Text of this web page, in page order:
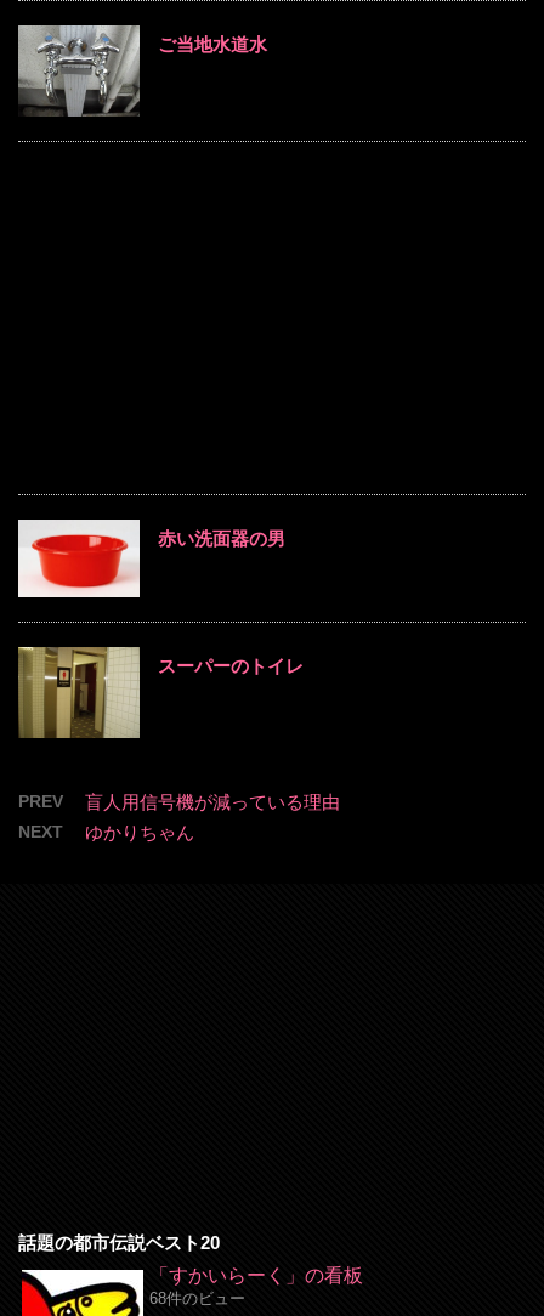
ご当地水道水
赤い洗面器の男
スーパーのトイレ
PREV 盲人用信号機が減っている理由
NEXT ゆかりちゃん
話題の都市伝説ベスト20
「すかいらーく」の看板
68件のビュー